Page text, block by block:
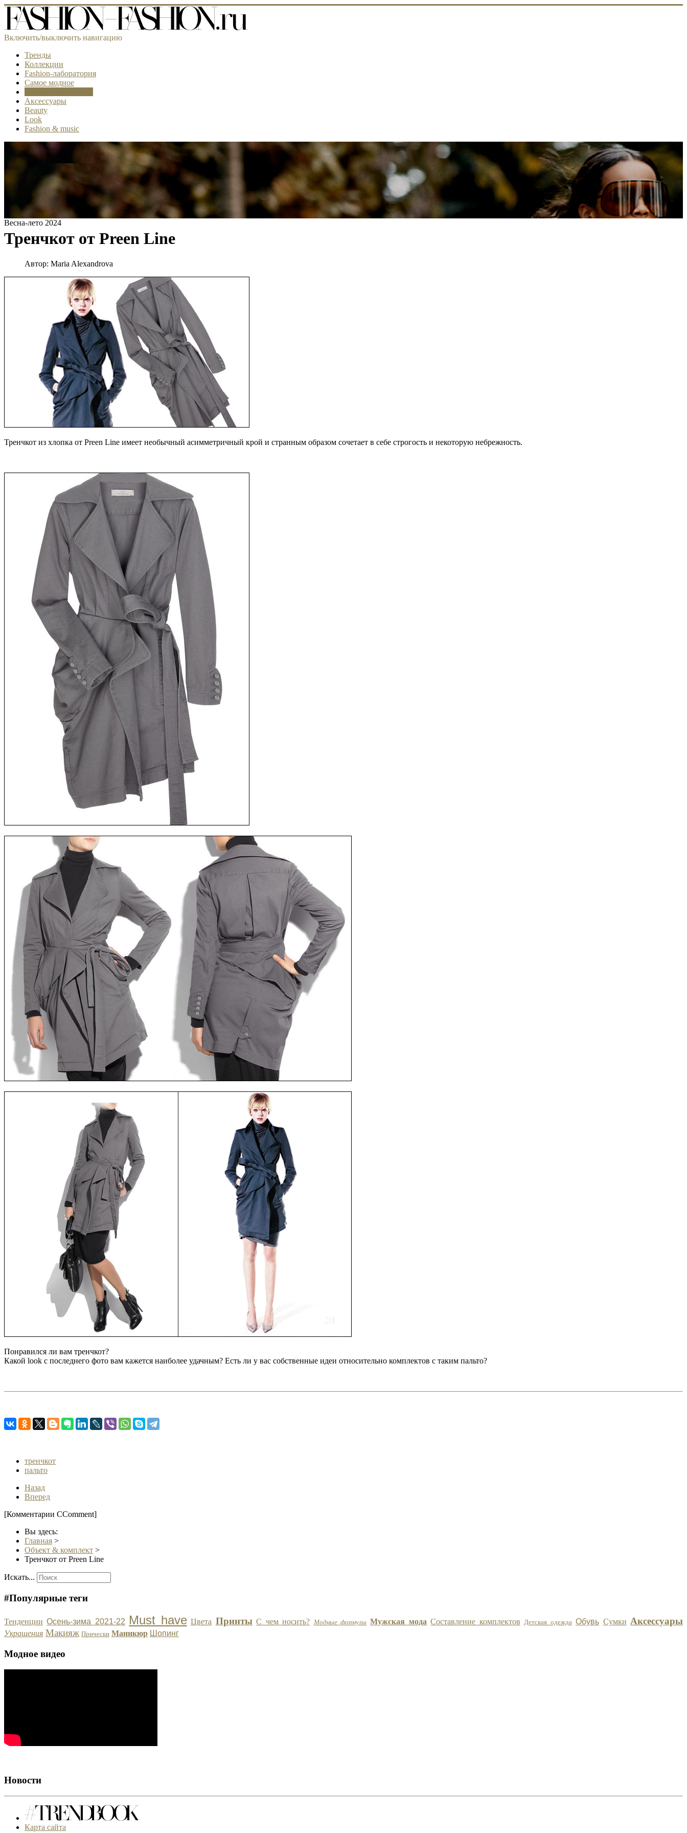
Включить/выключить навигацию
Тренды
Коллекции
Fashion-лаборатория
Самое модное
Аксессуары
Beauty
Look
Fashion & music
Весна-лето 2024
Тренчкот от Preen Line
Автор: Maria Alexandrova
Тренчкот из хлопка от Preen Line имеет необычный асимметричный крой и странным образом сочетает в себе строгость и некоторую небрежность.
Понравился ли вам тренчкот?
Какой look с последнего фото вам кажется наиболее удачным? Есть ли у вас собственные идеи относительно комплектов с таким пальто?
тренчкот
пальто
Назад
Вперед
[Комментарии CComment]
Вы здесь:
Главная >
Объект & комплект >
Тренчкот от Preen Line
Искать...
#Популярные теги
Тенденции Осень-зима 2021-22 Must have Цвета Принты С чем носить? Модные формулы Мужская мода Составление комплектов Детская одежда Обувь Сумки Аксессуары
Украшения Макияж Прически Маникюр Шопинг
Модное видео
Новости
Карта сайта